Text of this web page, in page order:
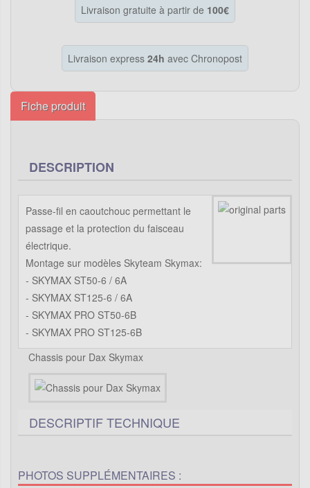
Livraison gratuite à partir de 100€
Livraison express 24h avec Chronopost
Fiche produit
DESCRIPTION
Passe-fil en caoutchouc permettant le
passage et la protection du faisceau
électrique.
Montage sur modèles Skyteam Skymax:
- SKYMAX ST50-6 / 6A
- SKYMAX ST125-6 / 6A
- SKYMAX PRO ST50-6B
- SKYMAX PRO ST125-6B
Chassis pour Dax Skymax
DESCRIPTIF TECHNIQUE
PHOTOS SUPPLÉMENTAIRES :